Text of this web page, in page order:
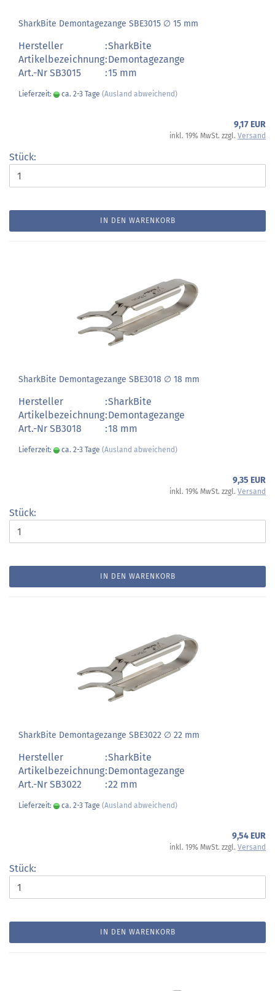
SharkBite Demontagezange SBE3015 ∅ 15 mm
Hersteller :SharkBite
Artikelbezeichnung:Demontagezange
Art.-Nr SB3015
:15 mm
Lieferzeit: ca. 2-3 Tage (Ausland abweichend)
9,17 EUR
inkl. 19% MwSt. zzgl. Versand
Stück:
IN DEN WARENKORB
SharkBite Demontagezange SBE3018 ∅ 18 mm
Hersteller :SharkBite
Artikelbezeichnung:Demontagezange
Art.-Nr SB3018
:18 mm
Lieferzeit: ca. 2-3 Tage (Ausland abweichend)
9,35 EUR
inkl. 19% MwSt. zzgl. Versand
Stück:
IN DEN WARENKORB
SharkBite Demontagezange SBE3022 ∅ 22 mm
Hersteller :SharkBite
Artikelbezeichnung:Demontagezange
Art.-Nr SB3022
:22 mm
Lieferzeit: ca. 2-3 Tage (Ausland abweichend)
9,54 EUR
inkl. 19% MwSt. zzgl. Versand
Stück:
IN DEN WARENKORB